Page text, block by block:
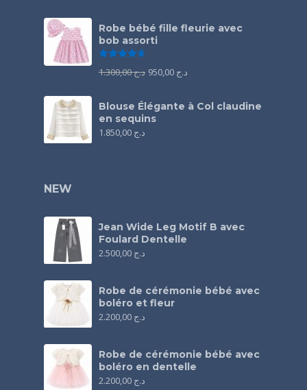
Robe bébé fille fleurie avec
bob assorti
د.ج1.300,00 د.ج
Blouse Élégante à Col claudine
en sequins
د.ج
NEW
Jean Wide Leg Motif B avec
Foulard Dentelle
د.ج
Robe de cérémonie bébé avec
boléro et fleur
د.ج
Robe de cérémonie bébé avec
boléro en dentelle
د.ج